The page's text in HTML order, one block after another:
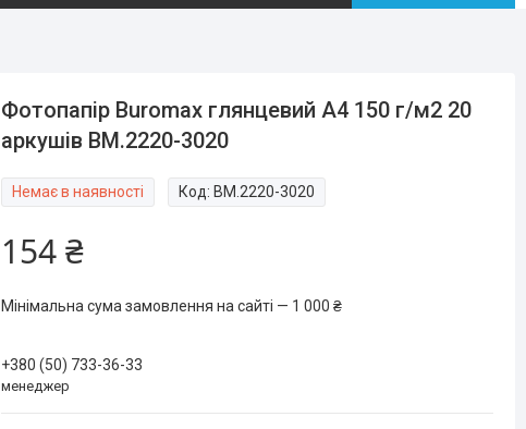
Фотопапір Buromax глянцевий А4 150 г/м2 20
аркушів BM.2220-3020
Немає в наявності Код: BM.2220-3020
154 ₴
Мінімальна сума замовлення на сайті — 1 000 ₴
+380 (50) 733-36-33
менеджер